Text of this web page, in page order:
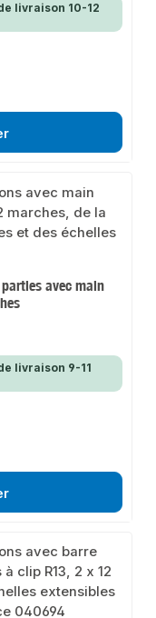
livraison 10-12
avec main
livraison 9-11